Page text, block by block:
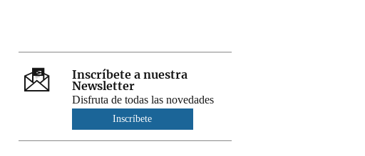
Inscríbete a nuestra
Newsletter
Disfruta de todas las novedades
Inscríbete